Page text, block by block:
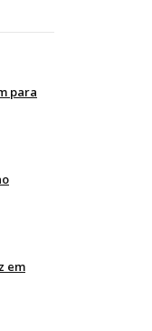
para
em